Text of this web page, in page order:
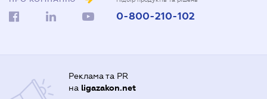
0-800-210-102
Реклама та PR
на ligazakon.net